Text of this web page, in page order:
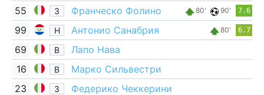
55 З Франческо Фолино 80' 90' 7.6
99 Н Антонио Санабрия 80' 6.7
69 В
Лапо Нава
16
В
Марко Сильвестри
23
З
Федерико Чеккерини